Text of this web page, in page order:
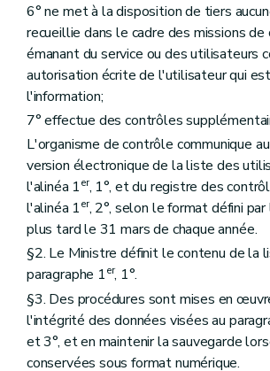
6° ne met à la disposition de tiers
recueillie dans le cadre des missions
émanant du service ou des utilisateurs
autorisation écrite de l'utilisateur qui
l'information;
7° effectue des contrôles
L'organisme de contrôle communique
version électronique de la liste des
l'alinéa 1er, 1°, et du registre des
l'alinéa 1er, 2°, selon le format défini par
plus tard le 31 mars de chaque année.
§2. Le Ministre définit le contenu de la
paragraphe 1er, 1°.
§3. Des procédures sont mises en
l'intégrité des données visées au
et 3°, et en maintenir la sauvegarde
conservées sous format numérique.